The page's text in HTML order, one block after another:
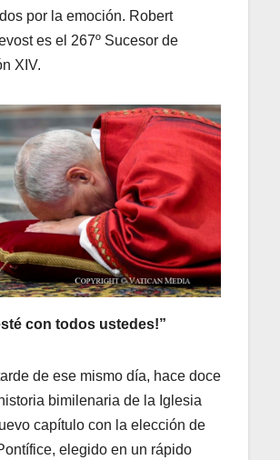
por la emoción. Robert
es el 267º Sucesor de
XIV.
con todos ustedes!”
de ese mismo día, hace doce
bimilenaria de la Iglesia
capítulo con la elección de
elegido en un rápido